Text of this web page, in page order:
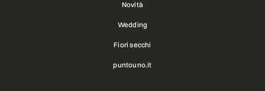
Novità
Wedding
Fiori secchi
puntouno.it